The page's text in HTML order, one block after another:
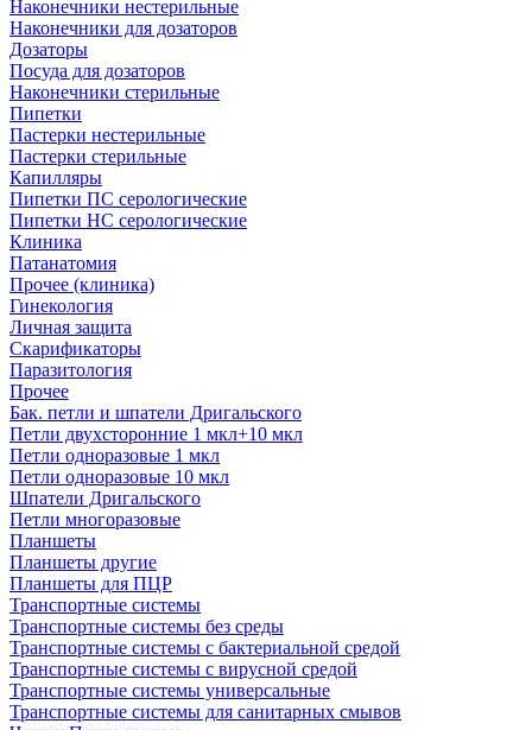
Наконечники нестерильные
Наконечники для дозаторов
Дозаторы
Посуда для дозаторов
Наконечники стерильные
Пипетки
Пастерки нестерильные
Пастерки стерильные
Капилляры
Пипетки ПС серологические
Пипетки НС серологические
Клиника
Патанатомия
Прочее (клиника)
Гинекология
Личная защита
Скарификаторы
Паразитология
Прочее
Бак. петли и шпатели Дригальского
Петли двухсторонние 1 мкл+10 мкл
Петли одноразовые 1 мкл
Петли одноразовые 10 мкл
Шпатели Дригальского
Петли многоразовые
Планшеты
Планшеты другие
Планшеты для ПЦР
Транспортные системы
Транспортные системы без среды
Транспортные системы с бактериальной средой
Транспортные системы с вирусной средой
Транспортные системы универсальные
Транспортные системы для санитарных смывов